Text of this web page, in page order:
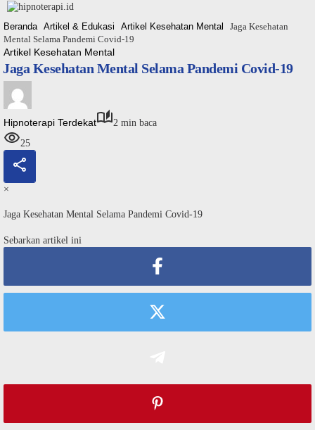
Langsung
konten
Beranda Artikel & Edukasi Artikel Kesehatan Mental
Jaga Kesehatan
Mental Selama Pandemi Covid-19
Artikel Kesehatan Mental
Jaga Kesehatan Mental Selama Pandemi Covid-19
Hipnoterapi Terdekat
2 min baca
25
×
Jaga Kesehatan Mental Selama Pandemi Covid-19
Sebarkan artikel ini